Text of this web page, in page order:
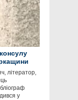
літератор,
у